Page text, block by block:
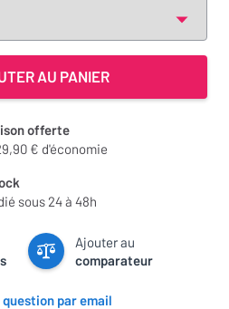
AU PANIER
offerte
€ d'économie
sous 24 à 48h
Ajouter au
comparateur
question par email